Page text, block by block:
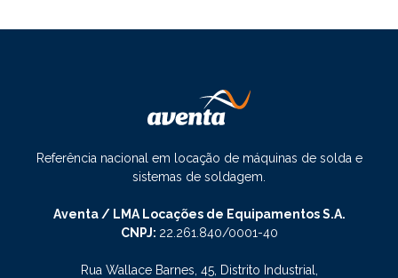
Referência nacional em locação de máquinas de solda e
sistemas de soldagem.
Aventa / LMA Locações de Equipamentos S.A.
CNPJ: 22.261.840/0001-40
Rua Wallace Barnes, 45, Distrito Industrial,